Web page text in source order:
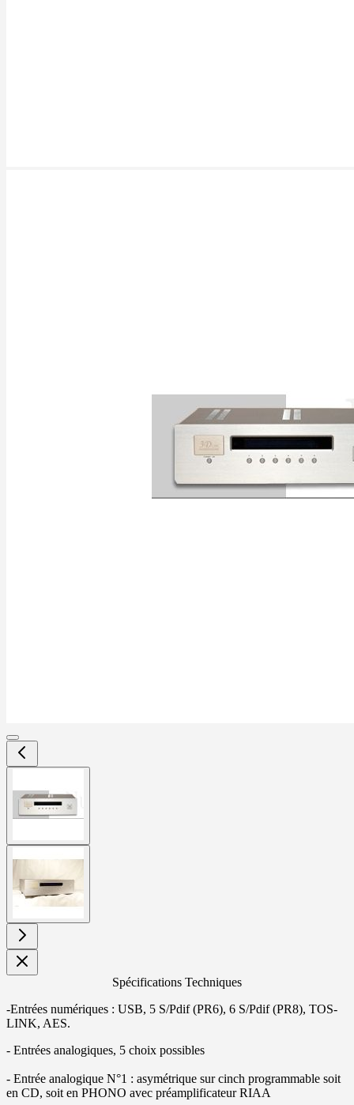
image
Spécifications Techniques
-Entrées numériques : USB, 5 S/Pdif (PR6), 6 S/Pdif (PR8), TOS-
LINK, AES.
- Entrées analogiques, 5 choix possibles
- Entrée analogique N°1 : asymétrique sur cinch programmable soit
en CD, soit en PHONO avec préamplificateur RIAA